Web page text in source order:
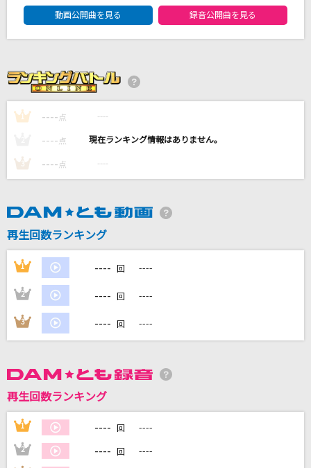
会心の一撃
RADWIMPS
Lunatic Gate
哀しい予感
DAMの新曲・ランキングなど
DAMに会員登録・ログインして
カラオケをもっと楽しもう！
DAM★ともボーカルエントリーランキング
動画公開曲を見る
録音公開曲を見る
1 ---- 点 ----
---- 点 ----
3 ---- 点 ----
再生回数ランキング
1 ---- 回 ----
2 ---- 回 ----
3 ---- 回 ----
再生回数ランキング
1 ---- 回 ----
2 ---- 回 ----